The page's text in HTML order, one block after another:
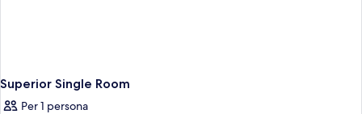
Superior Single Room
Per 1 persona